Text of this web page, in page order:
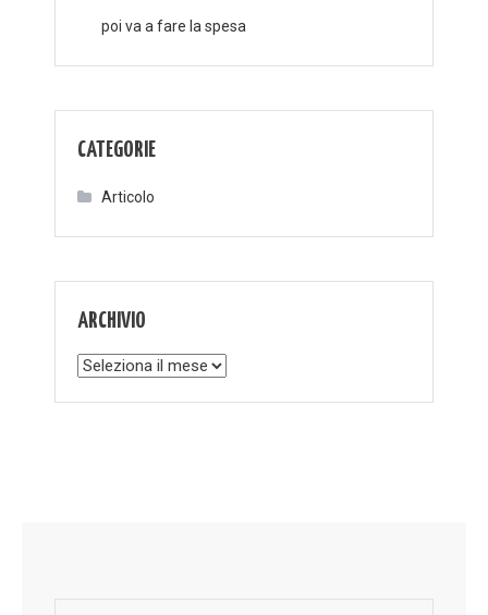
poi va a fare la spesa
CATEGORIE
Articolo
ARCHIVIO
Archivio